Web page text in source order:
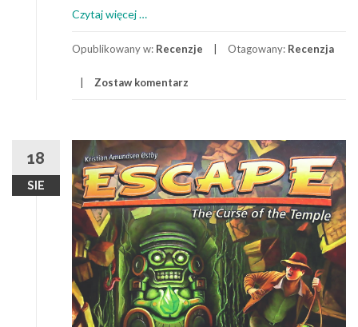
Czytaj więcej
–
sen
…
Opublikowany w: Recenzje Otagowany: Recenzja
Zostaw komentarz
18
SIE